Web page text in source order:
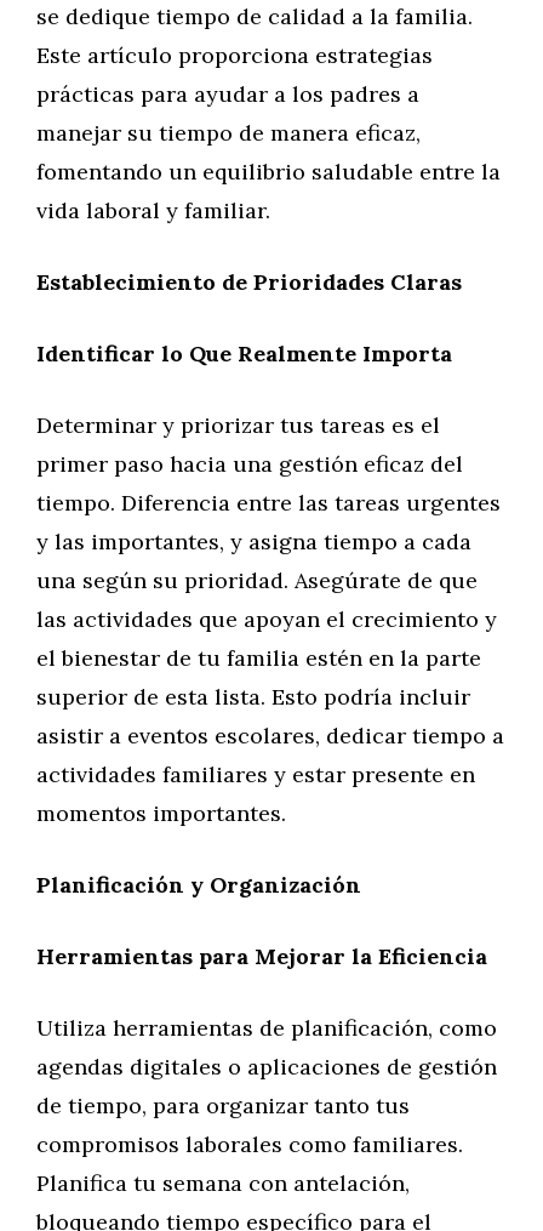
se dedique tiempo de calidad a la familia.
Este artículo proporciona estrategias
prácticas para ayudar a los padres a
manejar su tiempo de manera eficaz,
fomentando un equilibrio saludable entre la
vida laboral y familiar.
Establecimiento de Prioridades Claras
Identificar lo Que Realmente Importa
Determinar y priorizar tus tareas es el
primer paso hacia una gestión eficaz del
tiempo. Diferencia entre las tareas urgentes
y las importantes, y asigna tiempo a cada
una según su prioridad. Asegúrate de que
las actividades que apoyan el crecimiento y
el bienestar de tu familia estén en la parte
superior de esta lista. Esto podría incluir
asistir a eventos escolares, dedicar tiempo a
actividades familiares y estar presente en
momentos importantes.
Planificación y Organización
Herramientas para Mejorar la Eficiencia
Utiliza herramientas de planificación, como
agendas digitales o aplicaciones de gestión
de tiempo, para organizar tanto tus
compromisos laborales como familiares.
Planifica tu semana con antelación,
bloqueando tiempo específico para el